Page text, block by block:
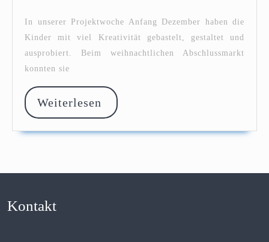
und
stolze
In unserer Projektwoche Anfang Dezember haben die
Kinder mit viel Kreativität gebastelt, gestaltet und
ausprobiert. Beim weihnachtlichen Abschlussmarkt
konnten sie
Weiterlesen Weiterlesen
Kontakt